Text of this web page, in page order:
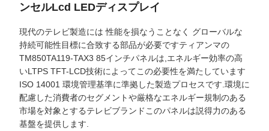
ンセルLcd LEDディスプレイ
現代のテレビ製造には 性能を損なうことなく グローバルな
持続可能性目標に合致する部品が必要ですティアンマの
TM850TA119-TAX3 85インチパネルは,エネルギー効率の高
いLTPS TFT-LCD技術によってこの必要性を満たしています
ISO 14001 環境管理基準に準拠した製造プロセスです.環境に
配慮した消費者のセグメントや厳格なエネルギー規制のある
市場を対象とするテレビブランドこのパネルは説得力のある
基盤を提供します.